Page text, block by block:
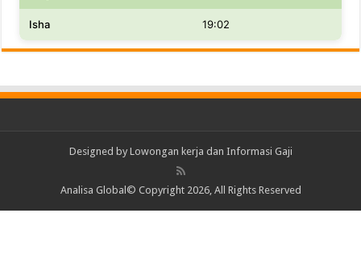
Isha 19:02
Designed by Lowongan kerja dan Informasi Gaji
Analisa Global© Copyright 2026, All Rights Reserved